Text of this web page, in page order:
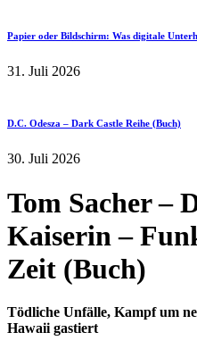
Papier oder Bildschirm: Was digitale
31. Juli 2026
D.C. Odesza – Dark Castle Reihe (Buch)
30. Juli 2026
Tom Sacher –
Kaiserin –
Zeit (Buch)
Tödliche Unfälle, Kampf um
Hawaii gastiert